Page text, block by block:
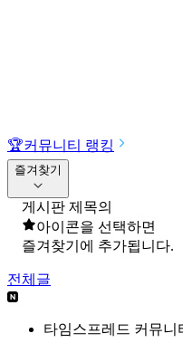
🏆커뮤니티 랭킹
즐겨찾기
게시판 제목의
아이콘을 선택하면
즐겨찾기에 추가됩니다.
전체글
타임스프레드 커뮤니